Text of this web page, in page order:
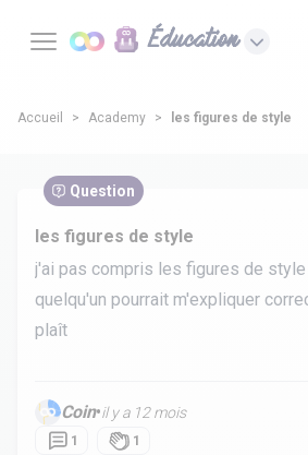
Éducation
Accueil Academy les figures de style
Question
les figures de style
j'ai pas compris les figures de
quelqu'un pourrait m'expliquer
plaît
Coin•il y a 12 mois
1 1